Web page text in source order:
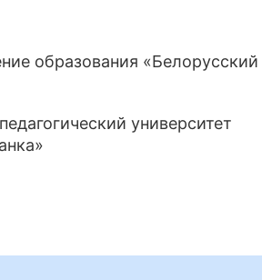
образования «Белорусский
университет